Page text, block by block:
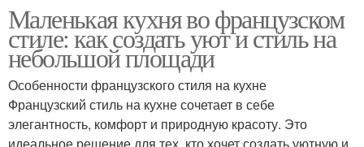
стиле
Кухня в французском
стиле
Стиль в интерьере Кухни в стиле
Маленькая кухня во французском
стиле: как создать уют и стиль на
небольшой площади
Особенности французского стиля на кухне
Французский стиль на кухне сочетает в себе
элегантность, комфорт и природную красоту. Это